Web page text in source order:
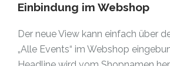
Einbindung im Webshop
Der neue View kann einfach über
„Alle Events“ im Webshop